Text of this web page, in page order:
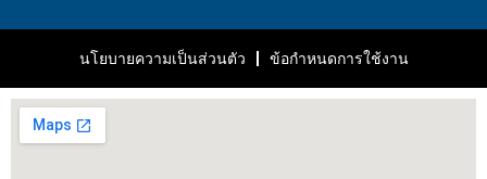
นโยบายความเป็นส่วนตัว ข้อกำหนดการใช้งาน